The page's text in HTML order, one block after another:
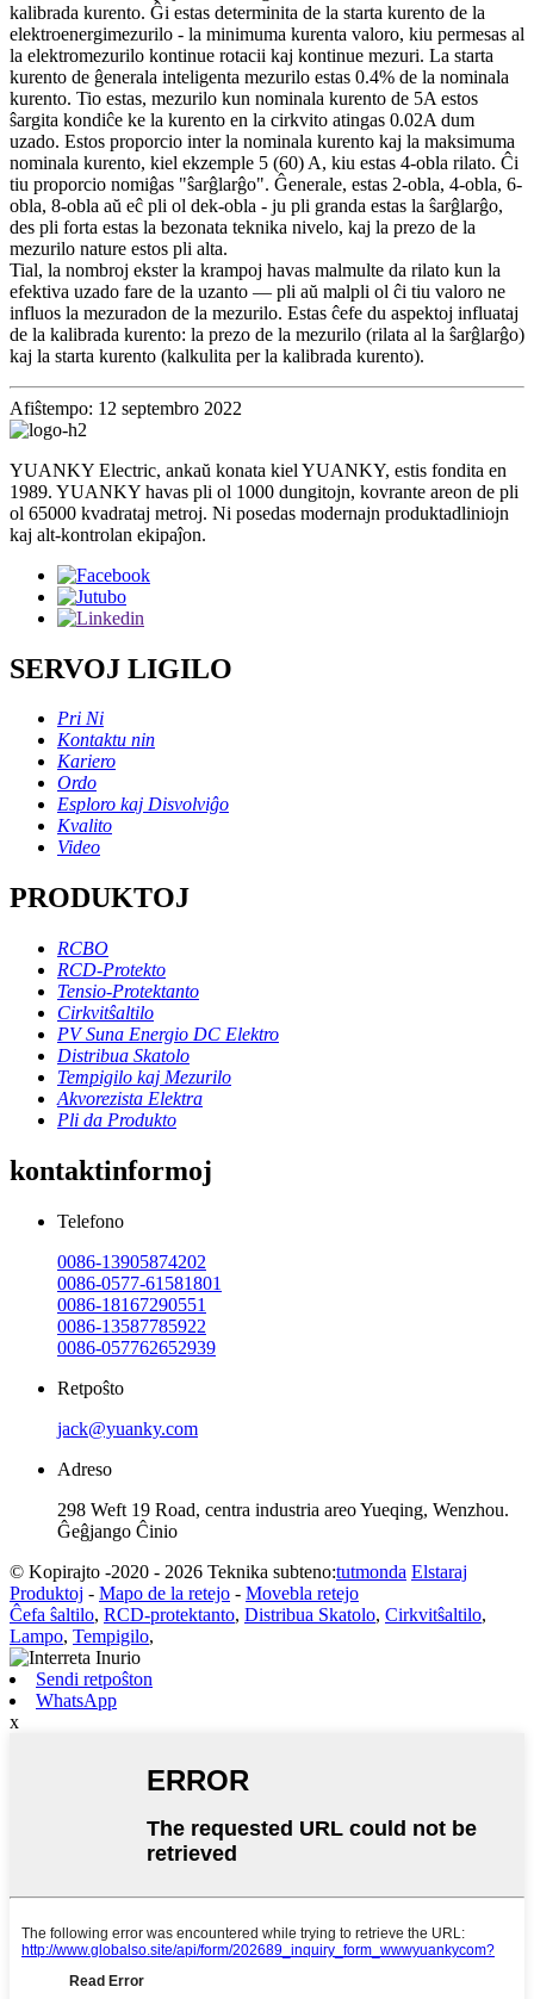
kalibrada kurento. Ĝi estas determinita de la starta kurento de la
elektroenergimezurilo - la minimuma kurenta valoro, kiu permesas al
la elektromezurilo kontinue rotacii kaj kontinue mezuri. La starta
kurento de ĝenerala inteligenta mezurilo estas 0.4% de la nominala
kurento. Tio estas, mezurilo kun nominala kurento de 5A estos
ŝargita kondiĉe ke la kurento en la cirkvito atingas 0.02A dum
uzado. Estos proporcio inter la nominala kurento kaj la maksimuma
nominala kurento, kiel ekzemple 5 (60) A, kiu estas 4-obla rilato. Ĉi
tiu proporcio nomiĝas "ŝarĝlarĝo". Ĝenerale, estas 2-obla, 4-obla, 6-
obla, 8-obla aŭ eĉ pli ol dek-obla - ju pli granda estas la ŝarĝlarĝo,
des pli forta estas la bezonata teknika nivelo, kaj la prezo de la
mezurilo nature estos pli alta.
Tial, la nombroj ekster la krampoj havas malmulte da rilato kun la
efektiva uzado fare de la uzanto — pli aŭ malpli ol ĉi tiu valoro ne
influos la mezuradon de la mezurilo. Estas ĉefe du aspektoj influataj
de la kalibrada kurento: la prezo de la mezurilo (rilata al la ŝarĝlarĝo)
kaj la starta kurento (kalkulita per la kalibrada kurento).
Afiŝtempo: 12 septembro 2022
YUANKY Electric, ankaŭ konata kiel YUANKY, estis fondita en
1989. YUANKY havas pli ol 1000 dungitojn, kovrante areon de pli
ol 65000 kvadrataj metroj. Ni posedas modernajn produktadliniojn
kaj alt-kontrolan ekipaĵon.
SERVOJ LIGILO
Pri Ni
Kontaktu nin
Kariero
Ordo
Esploro kaj Disvolviĝo
Kvalito
Video
PRODUKTOJ
RCBO
RCD-Protekto
Tensio-Protektanto
Cirkvitŝaltilo
PV Suna Energio DC Elektro
Distribua Skatolo
Tempigilo kaj Mezurilo
Akvorezista Elektra
Pli da Produkto
kontaktinformoj
Telefono
0086-13905874202
0086-0577-61581801
0086-18167290551
0086-13587785922
0086-057762652939
Retpoŝto
jack@yuanky.com
Adreso
298 Weft 19 Road, centra industria areo Yueqing, Wenzhou.
Ĝeĝjango Ĉinio
© Kopirajto -2020 - 2026 Teknika subteno:tutmonda Elstaraj
Produktoj - Mapo de la retejo - Movebla retejo
Ĉefa ŝaltilo, RCD-protektanto, Distribua Skatolo, Cirkvitŝaltilo,
Lampo, Tempigilo,
Sendi retpoŝton
WhatsApp
x